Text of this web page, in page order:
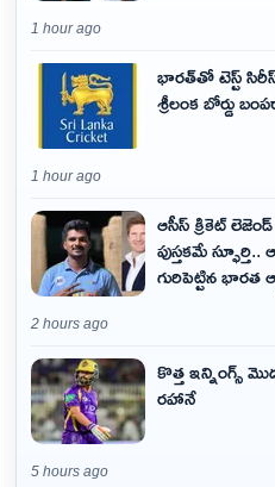
1 hour ago
భారత్‌తో టెస్ట్
శ్రీలంక బోర్డు
1 hour ago
ఆసీస్ క్రికెట్
పుస్తకమే
గురిపెట్టిన భారత
2 hours ago
కొత్త ఇన్నింగ్స్
రహానే
5 hours ago